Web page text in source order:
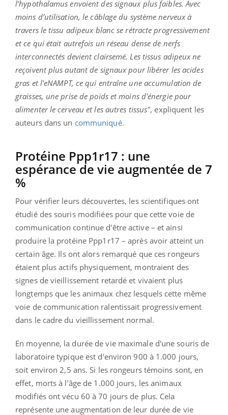
l’hypothalamus envoient des signaux plus faibles. Avec
moins d’utilisation, le câblage du système nerveux à
travers le tissu adipeux blanc se rétracte progressivement
et ce qui était autrefois un réseau dense de nerfs
interconnectés devient clairsemé. Les tissus adipeux ne
reçoivent plus autant de signaux pour libérer les acides
gras et l'eNAMPT, ce qui entraîne une accumulation de
graisses, une prise de poids et moins d'énergie pour
alimenter le cerveau et les autres tissus", expliquent les
auteurs dans un communiqué.
Protéine Ppp1r17 : une
espérance de vie augmentée de 7
%
Pour vérifier leurs découvertes, les scientifiques ont
étudié des souris modifiées pour que cette voie de
communication continue d'être active – et ainsi
produire la protéine Ppp1r17 – après avoir atteint un
certain âge. Ils ont alors remarqué que ces rongeurs
étaient plus actifs physiquement, montraient des
signes de vieillissement retardé et vivaient plus
longtemps que les animaux chez lesquels cette même
voie de communication ralentissait progressivement
dans le cadre du vieillissement normal.
En moyenne, la durée de vie maximale d'une souris de
laboratoire typique est d'environ 900 à 1.000 jours,
soit environ 2,5 ans. Si les rongeurs témoins sont, en
effet, morts à l’âge de 1.000 jours, les animaux
modifiés ont vécu 60 à 70 jours de plus. Cela
représente une augmentation de leur durée de vie